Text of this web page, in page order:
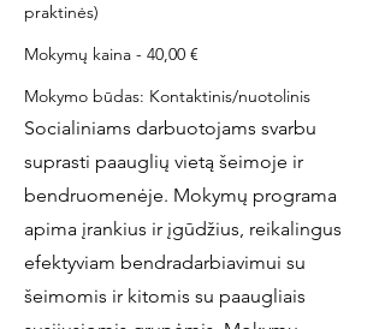
praktinės)
Mokymų kaina - 40,00 €
Mokymo būdas: Kontaktinis/nuotolinis
Socialiniams darbuotojams svarbu
suprasti paauglių vietą šeimoje ir
bendruomenėje. Mokymų programa
apima įrankius ir įgūdžius, reikalingus
efektyviam bendradarbiavimui su
šeimomis ir kitomis su paaugliais